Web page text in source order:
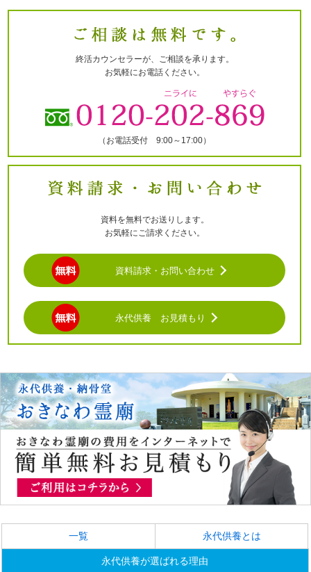
終活カウンセラーが、ご相談を承ります。
お気軽にお電話ください。
（お電話受付 9:00～17:00）
資料を無料でお送りします。
お気軽にご請求ください。
資料請求・お問い合わせ
永代供養 お見積もり
一覧 永代供養とは
永代供養が選ばれる理由